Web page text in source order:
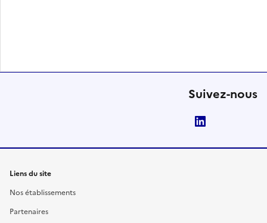
Suivez-nous
Liens du site
Nos établissements
Partenaires